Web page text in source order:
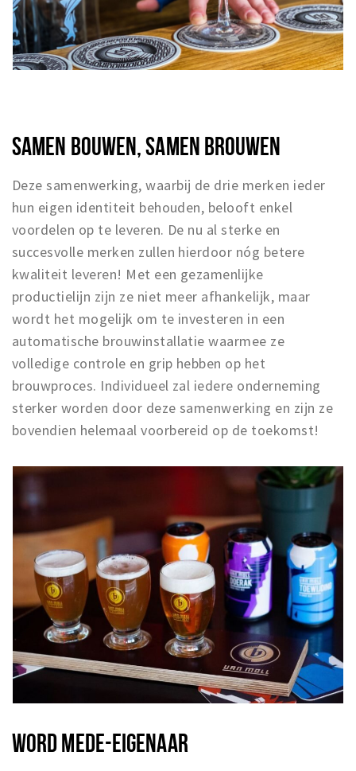
SAMEN BOUWEN, SAMEN BROUWEN
Deze samenwerking, waarbij de drie merken ieder
hun eigen identiteit behouden, belooft enkel
voordelen op te leveren. De nu al sterke en
succesvolle merken zullen hierdoor nóg betere
kwaliteit leveren! Met een gezamenlijke
productielijn zijn ze niet meer afhankelijk, maar
wordt het mogelijk om te investeren in een
automatische brouwinstallatie waarmee ze
volledige controle en grip hebben op het
brouwproces. Individueel zal iedere onderneming
sterker worden door deze samenwerking en zijn ze
bovendien helemaal voorbereid op de toekomst!
WORD MEDE-EIGENAAR